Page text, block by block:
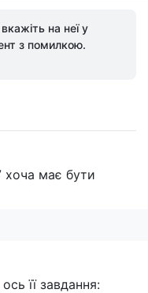
на неї у
з помилкою.
хоча має бути
її завдання: